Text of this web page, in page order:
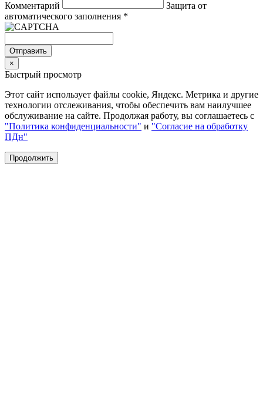
Комментарий
Защита от
автоматического заполнения *
Отправить
×
Быстрый просмотр
Этот сайт использует файлы cookie, Яндекс. Метрика и другие
технологии отслеживания, чтобы обеспечить вам наилучшее
обслуживание на сайте. Продолжая работу, вы соглашаетесь с
"Политика конфиденциальности" и "Согласие на обработку
ПДн"
Продолжить